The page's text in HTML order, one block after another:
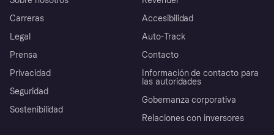
Carreras
Legal
Prensa
Privacidad
Seguridad
Sostenibilidad
Accesibilidad
Auto-Track
Contacto
Información de contacto para
las autoridades
Gobernanza corporativa
Relaciones con inversores